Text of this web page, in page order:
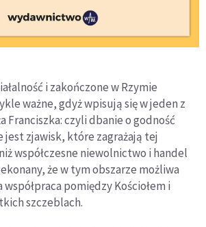
i zakończone w Rzymie
ważne, gdyż wpisują się w jeden z
Franciszka: czyli dbanie o godność
jest zjawisk, które zagrażają tej
współczesne niewolnictwo i handel
że w tym obszarze możliwa
pomiędzy Kościołem i
szczeblach.